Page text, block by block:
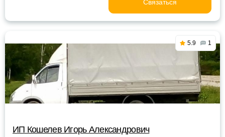
Связаться
5.9 1
ИП Кошелев Игорь Александрович